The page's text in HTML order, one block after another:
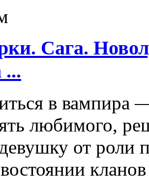
Сага.
...
в вампира
любимого,
от роли